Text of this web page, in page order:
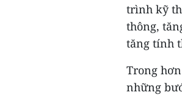
trình kỹ
thông,
tăng tính
Trong
những